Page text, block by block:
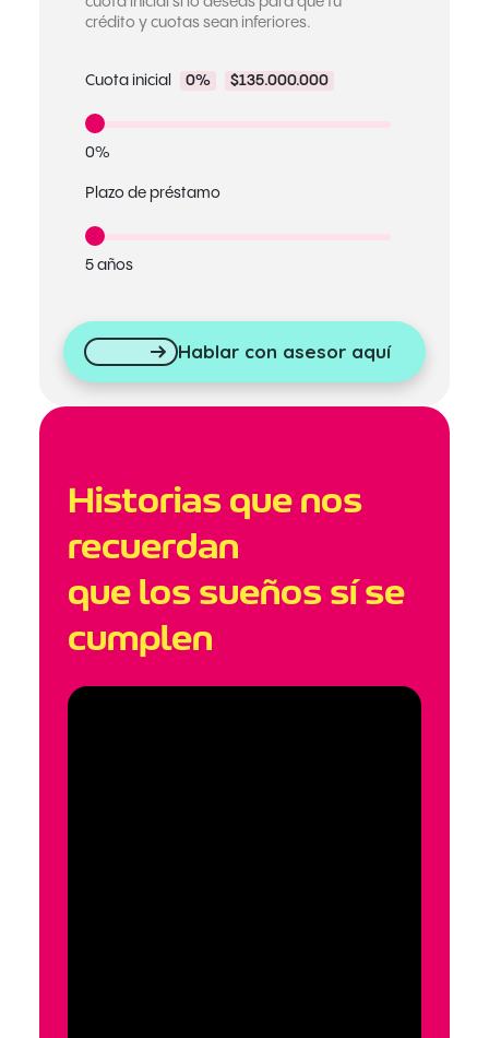
crédito y cuotas sean inferiores.
Cuota inicial 0% $135.000.000
0%
Plazo de préstamo
5 años
Hablar con asesor aquí
Historias que nos
recuerdan
que los sueños sí se
cumplen